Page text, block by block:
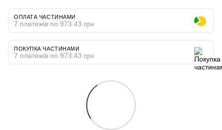
ОПЛАТА ЧАСТИНАМИ
7 платежів по 973.43 грн
ПОКУПКА ЧАСТИНАМИ
7 платежів по 973.43 грн